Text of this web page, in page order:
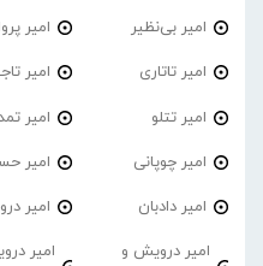
امیر بی‌نظیر امیر
امیر تاتاری امیر
امیر تتلو امیر
امیر چوپانی امیر
امیر دادبان امیر
امیر درویش و
امیر